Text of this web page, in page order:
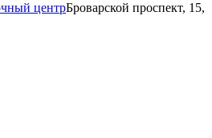
центрБроварской проспект, 15,